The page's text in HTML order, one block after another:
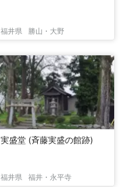
福井県 勝山・大野
実盛堂 (斉藤実盛の館跡)
福井県 福井・永平寺